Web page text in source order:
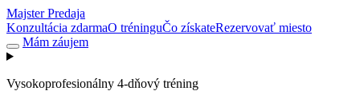
MajsterPredaja
Konzultácia zdarmaO tréninguČo získateRezervovať miesto
Mám záujem
Vysokoprofesionálny 4-dňový tréning